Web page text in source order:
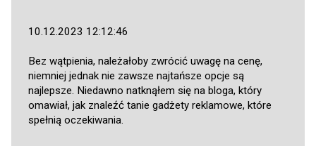
10.12.2023 12:12:46
Bez wątpienia, należałoby zwrócić uwagę na cenę,
niemniej jednak nie zawsze najtańsze opcje są
najlepsze. Niedawno natknąłem się na bloga, który
omawiał, jak znaleźć tanie gadżety reklamowe, które
spełnią oczekiwania.